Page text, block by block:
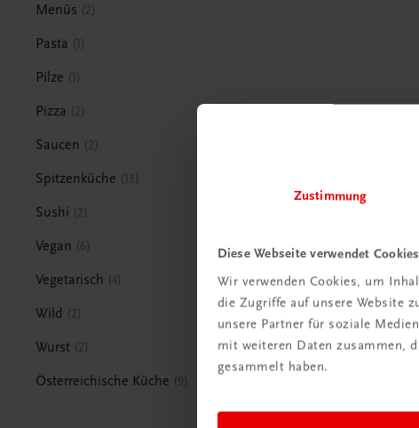
Zustimmung
Diese Webseite verwendet Cookies
Wir verwenden Cookies, um
die Zugriffe auf unsere Website
unsere Partner für soziale
mit weiteren Daten zusammen,
gesammelt haben.
Menüs 2
Pasta 1
Pilze 1
Pizza 2
Saucen 2
Spitzenküche 13
Sushi 2
Vegan 6
Vegetarisch 4
Wild 2
Wurst 2
Österreichische Küche 9